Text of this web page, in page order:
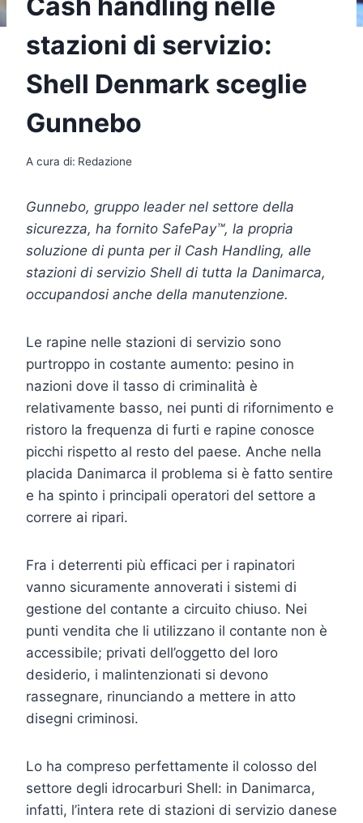
stazioni di servizio:
Shell Denmark sceglie
Gunnebo
A cura di: Redazione
Gunnebo, gruppo leader nel settore della
sicurezza, ha fornito SafePay™, la propria
soluzione di punta per il Cash Handling, alle
stazioni di servizio Shell di tutta la Danimarca,
occupandosi anche della manutenzione.
Le rapine nelle stazioni di servizio sono
purtroppo in costante aumento: pesino in
nazioni dove il tasso di criminalità è
relativamente basso, nei punti di rifornimento e
ristoro la frequenza di furti e rapine conosce
picchi rispetto al resto del paese. Anche nella
placida Danimarca il problema si è fatto sentire
e ha spinto i principali operatori del settore a
correre ai ripari.
Fra i deterrenti più efficaci per i rapinatori
vanno sicuramente annoverati i sistemi di
gestione del contante a circuito chiuso. Nei
punti vendita che li utilizzano il contante non è
accessibile; privati dell’oggetto del loro
desiderio, i malintenzionati si devono
rassegnare, rinunciando a mettere in atto
disegni criminosi.
Lo ha compreso perfettamente il colosso del
settore degli idrocarburi Shell: in Danimarca,
infatti, l’intera rete di stazioni di servizio danese